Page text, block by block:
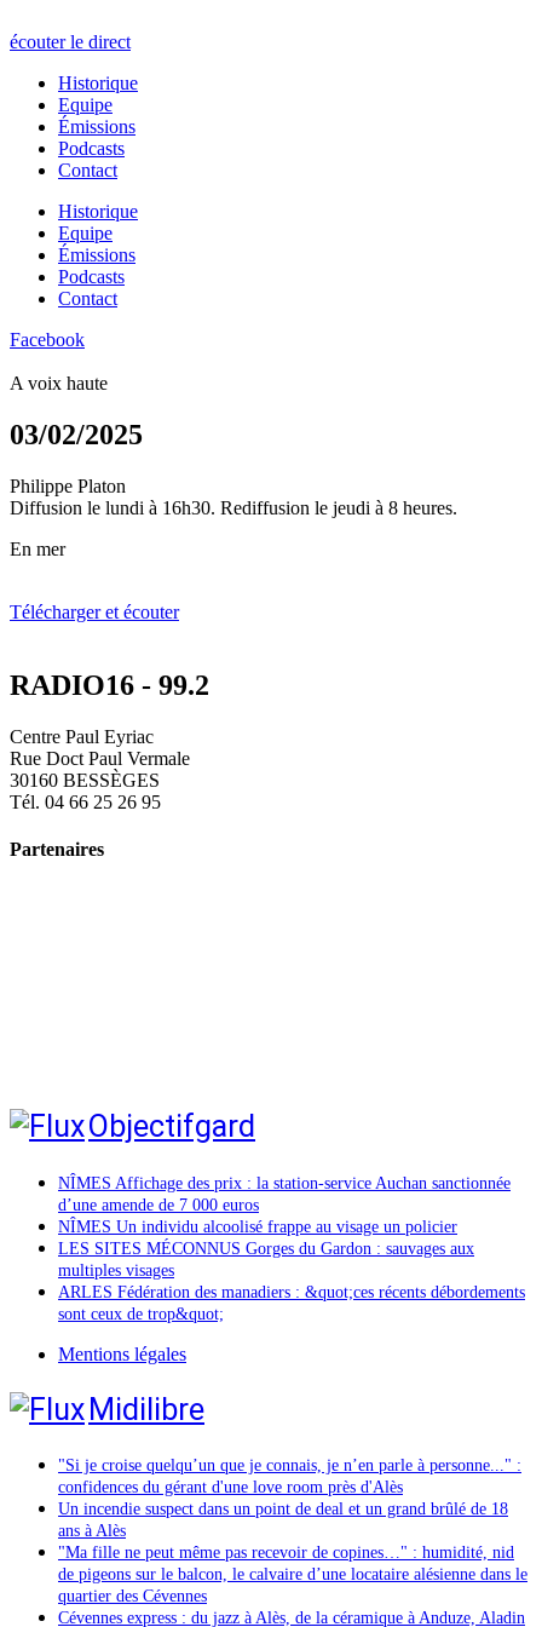
écouter le direct
Historique
Equipe
Émissions
Podcasts
Contact
Historique
Equipe
Émissions
Podcasts
Contact
Facebook
A voix haute
03/02/2025
Philippe Platon
Diffusion le lundi à 16h30. Rediffusion le jeudi à 8 heures.
En mer
Télécharger et écouter
RADIO16 - 99.2
Centre Paul Eyriac
Rue Doct Paul Vermale
30160 BESSÈGES
Tél. 04 66 25 26 95
Partenaires
Objectifgard
NÎMES Affichage des prix : la station-service Auchan sanctionnée
d’une amende de 7 000 euros
NÎMES Un individu alcoolisé frappe au visage un policier
LES SITES MÉCONNUS Gorges du Gardon : sauvages aux
multiples visages
ARLES Fédération des manadiers : &quot;ces récents débordements
sont ceux de trop&quot;
Mentions légales
Midilibre
"Si je croise quelqu’un que je connais, je n’en parle à personne..." :
confidences du gérant d'une love room près d'Alès
Un incendie suspect dans un point de deal et un grand brûlé de 18
ans à Alès
"Ma fille ne peut même pas recevoir de copines…" : humidité, nid
de pigeons sur le balcon, le calvaire d’une locataire alésienne dans le
quartier des Cévennes
Cévennes express : du jazz à Alès, de la céramique à Anduze, Aladin